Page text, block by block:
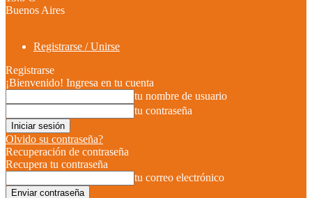
Buenos Aires
Registrarse / Unirse
Registrarse
¡Bienvenido! Ingresa en tu cuenta
tu nombre de usuario
tu contraseña
Olvido su contraseña?
Recuperación de contraseña
Recupera tu contraseña
tu correo electrónico